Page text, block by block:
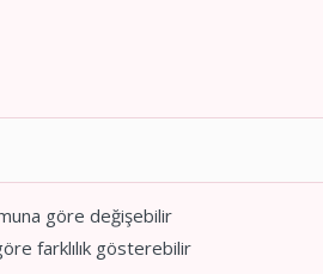
göre değişebilir
farklılık gösterebilir